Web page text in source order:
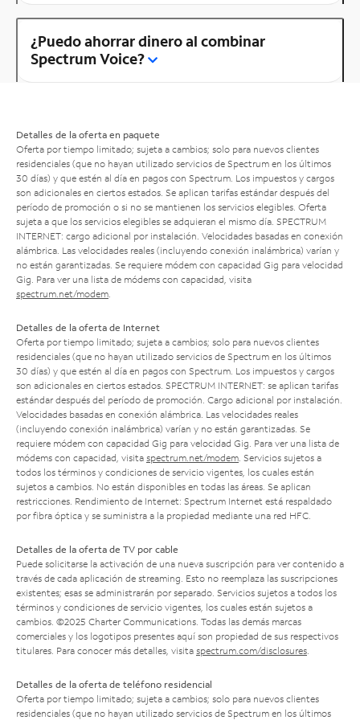
¿Puedo ahorrar dinero al combinar
Spectrum Voice?
Detalles de la oferta en paquete
Oferta por tiempo limitado; sujeta a cambios; solo para nuevos clientes
residenciales (que no hayan utilizado servicios de Spectrum en los últimos
30 días) y que estén al día en pagos con Spectrum. Los impuestos y cargos
son adicionales en ciertos estados. Se aplican tarifas estándar después del
período de promoción o si no se mantienen los servicios elegibles. Oferta
sujeta a que los servicios elegibles se adquieran el mismo día. SPECTRUM
INTERNET: cargo adicional por instalación. Velocidades basadas en conexión
alámbrica. Las velocidades reales (incluyendo conexión inalámbrica) varían y
no están garantizadas. Se requiere módem con capacidad Gig para velocidad
Gig. Para ver una lista de módems con capacidad, visita
spectrum.net/modem
Detalles de la oferta de Internet
Oferta por tiempo limitado; sujeta a cambios; solo para nuevos clientes
residenciales (que no hayan utilizado servicios de Spectrum en los últimos
30 días) y que estén al día en pagos con Spectrum. Los impuestos y cargos
son adicionales en ciertos estados. SPECTRUM INTERNET: se aplican tarifas
estándar después del período de promoción. Cargo adicional por instalación.
Velocidades basadas en conexión alámbrica. Las velocidades reales
(incluyendo conexión inalámbrica) varían y no están garantizadas. Se
requiere módem con capacidad Gig para velocidad Gig. Para ver una lista de
módems con capacidad, visita spectrum.net/modem . Servicios sujetos a
todos los términos y condiciones de servicio vigentes, los cuales están
sujetos a cambios. No están disponibles en todas las áreas. Se aplican
restricciones. Rendimiento de Internet: Spectrum Internet está respaldado
por fibra óptica y se suministra a la propiedad mediante una red HFC.
Detalles de la oferta de TV por cable
Puede solicitarse la activación de una nueva suscripción para ver contenido a
través de cada aplicación de streaming. Esto no reemplaza las suscripciones
existentes; esas se administrarán por separado. Servicios sujetos a todos los
términos y condiciones de servicio vigentes, los cuales están sujetos a
cambios. ©2025 Charter Communications. Todas las demás marcas
comerciales y los logotipos presentes aquí son propiedad de sus respectivos
titulares. Para conocer más detalles, visita spectrum.com/disclosures
Detalles de la oferta de teléfono residencial
Oferta por tiempo limitado; sujeta a cambios; solo para nuevos clientes
residenciales (que no hayan utilizado servicios de Spectrum en los últimos